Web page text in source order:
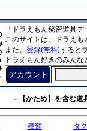
「ドラえもん秘密道具
このサイトは、ドラえ
また、 登録(無料)すると
ドラえもん好きのみん
アカウント
- 【かため】を含む道
種類 タグ